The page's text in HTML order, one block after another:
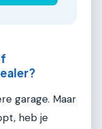
garage. Maar
heb je